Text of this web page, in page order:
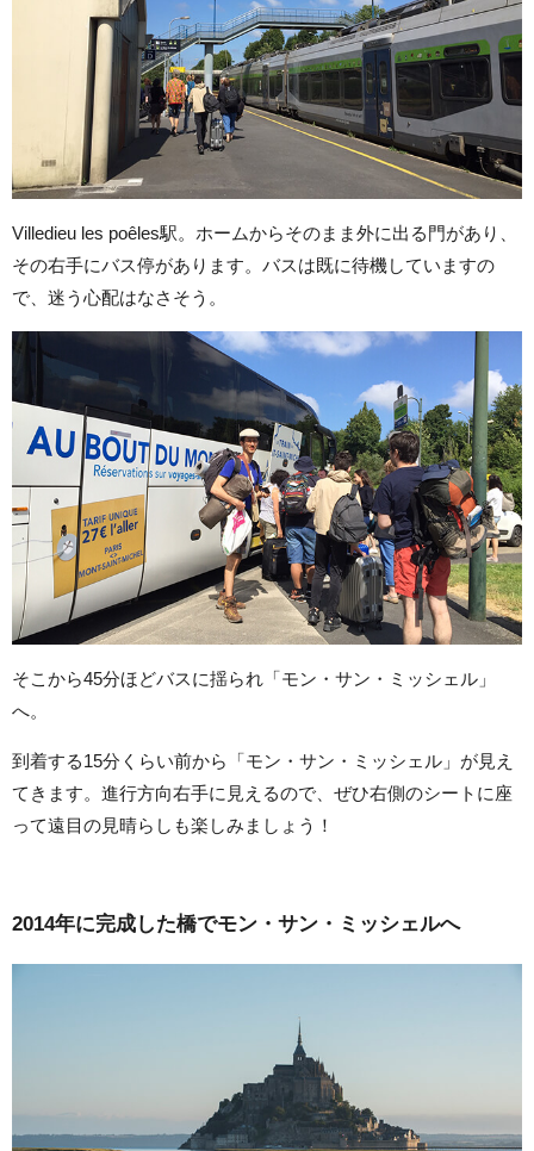
Villedieu les poêles駅。ホームからそのまま外に出る門があり、
その右手にバス停があります。バスは既に待機していますの
で、迷う心配はなさそう。
そこから45分ほどバスに揺られ「モン・サン・ミッシェル」
へ。
到着する15分くらい前から「モン・サン・ミッシェル」が見え
てきます。進行方向右手に見えるので、ぜひ右側のシートに座
って遠目の見晴らしも楽しみましょう！
2014年に完成した橋でモン・サン・ミッシェルへ